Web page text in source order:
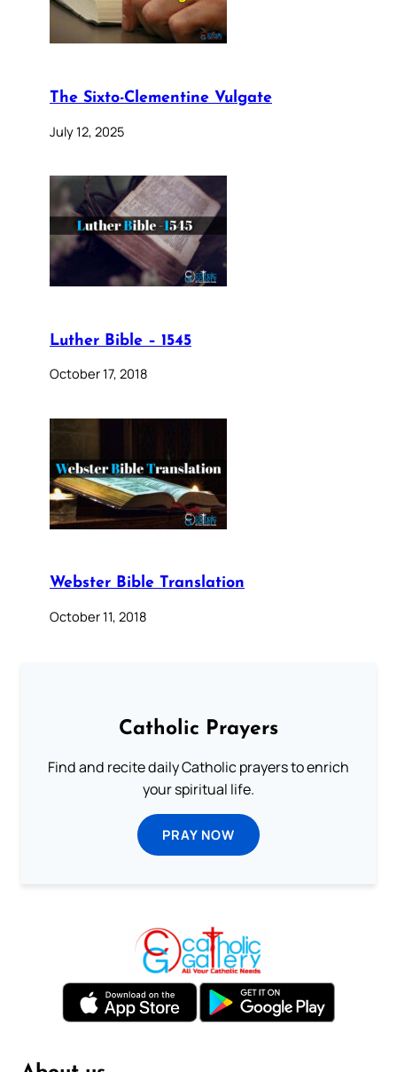
The Sixto-Clementine Vulgate
July 12, 2025
Luther Bible – 1545
October 17, 2018
Webster Bible Translation
October 11, 2018
Catholic Prayers
Find and recite daily Catholic prayers to enrich
your spiritual life.
PRAY NOW